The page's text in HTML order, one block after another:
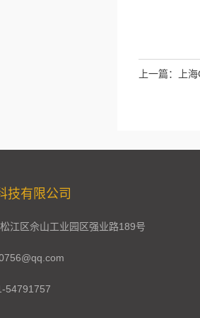
上一篇： 上
技有限公司
江区佘山工业园区强业路189号
54791757